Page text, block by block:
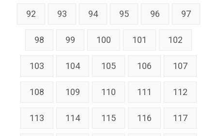
92 93 94 95 96 97
98 99 100 101 102
103 104 105 106 107
108 109 110 111 112
113 114 115 116 117